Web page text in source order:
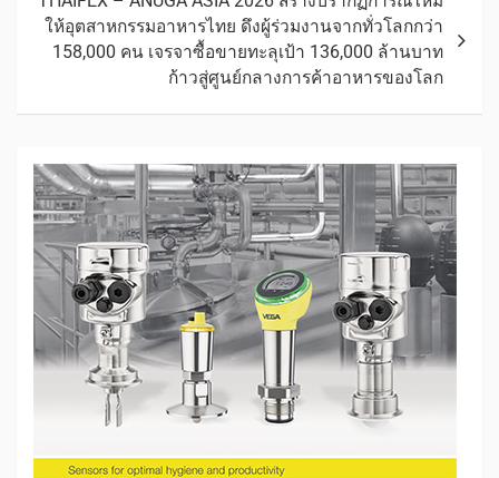
ให้อุตสาหกรรมอาหารไทย ดึงผู้ร่วมงานจากทั่วโลกกว่า
158,000 คน เจรจาซื้อขายทะลุเป้า 136,000 ล้านบาท
ก้าวสู่ศูนย์กลางการค้าอาหารของโลก